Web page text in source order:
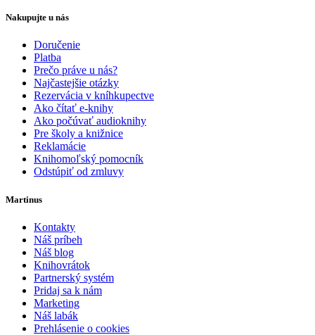
Nakupujte u nás
Doručenie
Platba
Prečo práve u nás?
Najčastejšie otázky
Rezervácia v kníhkupectve
Ako čítať e-knihy
Ako počúvať audioknihy
Pre školy a knižnice
Reklamácie
Knihomoľský pomocník
Odstúpiť od zmluvy
Martinus
Kontakty
Náš príbeh
Náš blog
Knihovrátok
Partnerský systém
Pridaj sa k nám
Marketing
Náš labák
Prehlásenie o cookies